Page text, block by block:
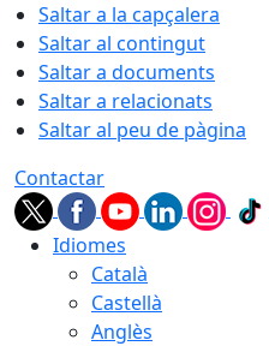
Saltar a la capçalera
Saltar al contingut
Saltar a documents
Saltar a relacionats
Saltar al peu de pàgina
Contactar
Idiomes
Català
Castellà
Anglès